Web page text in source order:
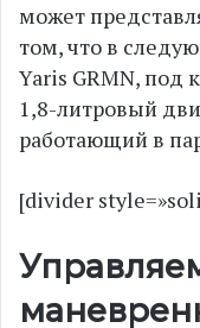
может
том, что в
Yaris GRMN, под
1,8-литровый
работающий в
[divider